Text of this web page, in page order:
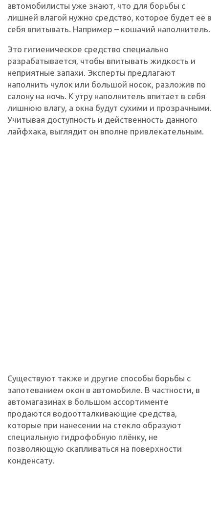
автомобилисты уже знают, что для борьбы с
лишней влагой нужно средство, которое будет её в
себя впитывать. Например – кошачий наполнитель.
Это гигиеническое средство специально
разрабатывается, чтобы впитывать жидкость и
неприятные запахи. Эксперты предлагают
наполнить чулок или большой носок, разложив по
салону на ночь. К утру наполнитель впитает в себя
лишнюю влагу, а окна будут сухими и прозрачными.
Учитывая доступность и действенность данного
лайфхака, выглядит он вполне привлекательным.
Существуют также и другие способы борьбы с
запотеванием окон в автомобиле. В частности, в
автомагазинах в большом ассортименте
продаются водоотталкивающие средства,
которые при нанесении на стекло образуют
специальную гидрофобную плёнку, не
позволяющую скапливаться на поверхности
конденсату.